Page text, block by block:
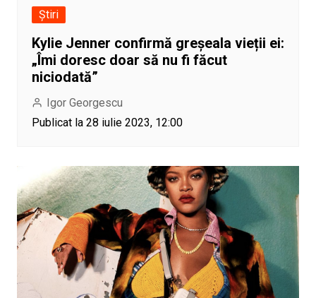
Știri
Kylie Jenner confirmă greșeala vieții ei:
„Îmi doresc doar să nu fi făcut
niciodată”
Igor Georgescu
Publicat la 28 iulie 2023, 12:00